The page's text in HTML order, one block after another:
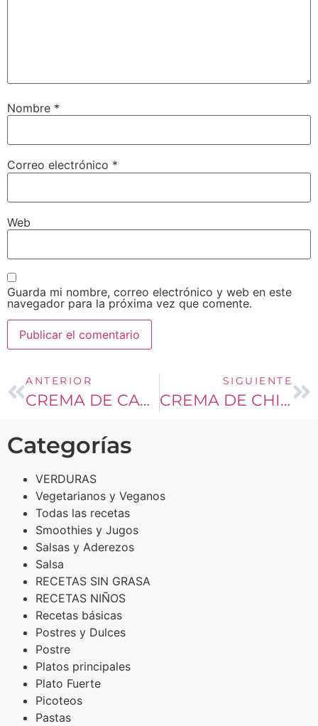
Nombre *
Correo electrónico *
Web
Guarda mi nombre, correo electrónico y web en este
navegador para la próxima vez que comente.
ANTERIOR
CREMA DE CALABAZA
SIGUIENTE
CREMA DE CHICHAROS
Categorías
VERDURAS
Vegetarianos y Veganos
Todas las recetas
Smoothies y Jugos
Salsas y Aderezos
Salsa
RECETAS SIN GRASA
RECETAS NIÑOS
Recetas básicas
Postres y Dulces
Postre
Platos principales
Plato Fuerte
Picoteos
Pastas